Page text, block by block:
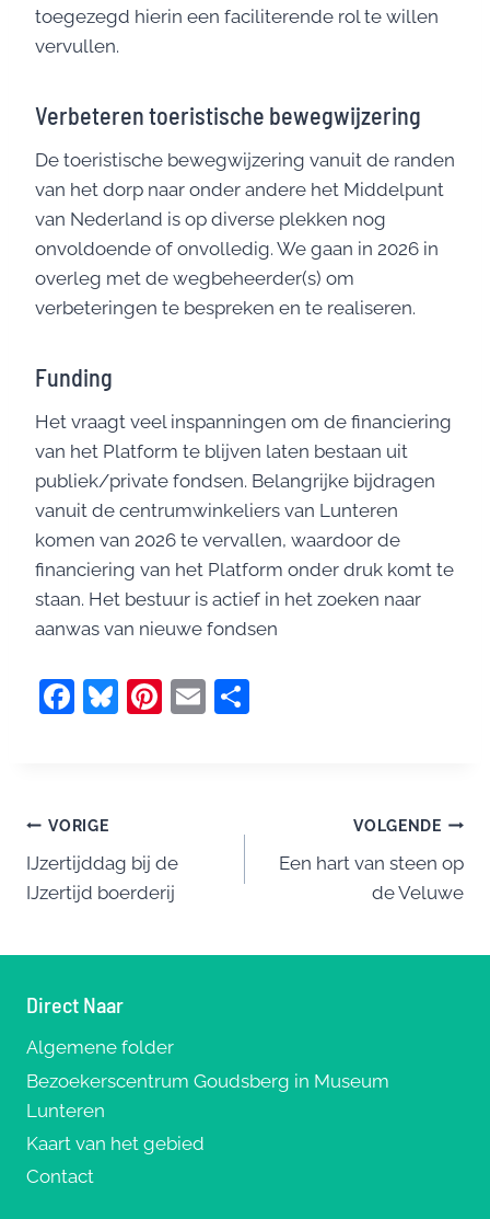
toegezegd hierin een faciliterende rol te willen
vervullen.
Verbeteren toeristische bewegwijzering
De toeristische bewegwijzering vanuit de randen
van het dorp naar onder andere het Middelpunt
van Nederland is op diverse plekken nog
onvoldoende of onvolledig. We gaan in 2026 in
overleg met de wegbeheerder(s) om
verbeteringen te bespreken en te realiseren.
Funding
Het vraagt veel inspanningen om de financiering
van het Platform te blijven laten bestaan uit
publiek/private fondsen. Belangrijke bijdragen
vanuit de centrumwinkeliers van Lunteren
komen van 2026 te vervallen, waardoor de
financiering van het Platform onder druk komt te
staan. Het bestuur is actief in het zoeken naar
aanwas van nieuwe fondsen
F
b
o
o
Bl Pi E
Bericht
navigatie
VORIGE
IJzertijddag bij de
IJzertijd boerderij
VOLGENDE
Een hart van steen op
de Veluwe
Direct Naar
Algemene folder
Bezoekerscentrum Goudsberg in Museum
Lunteren
Kaart van het gebied
Contact